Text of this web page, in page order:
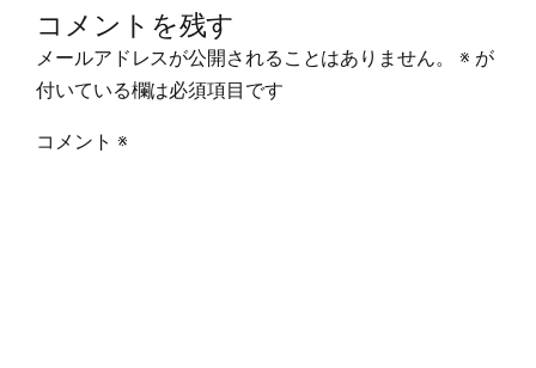
コメントを残す
メールアドレスが公開されることはありません。 ※ が
付いている欄は必須項目です
コメント ※